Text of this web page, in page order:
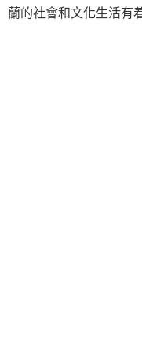
蘭的社會和文化生活有